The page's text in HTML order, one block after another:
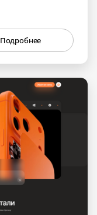
Подробнее